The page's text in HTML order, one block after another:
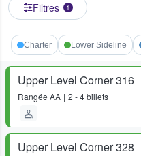
Filtres 1
Charter Lower Sideline
Upper Level Corner 316
Rangée AA 2 - 4 billets
Upper Level Corner 328